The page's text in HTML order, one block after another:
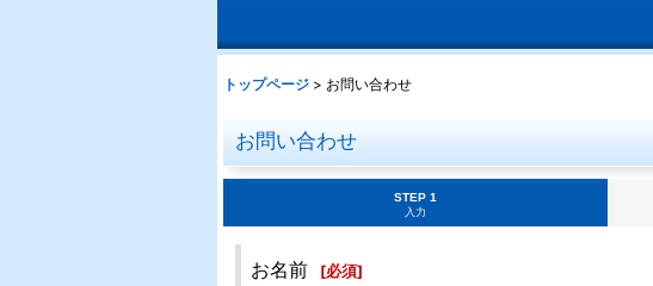
トップページ > お問い合わせ
お問い合わせ
STEP 1
入力
お名前 [必須]